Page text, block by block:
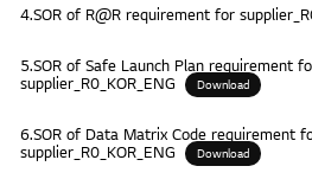
4.SOR of R@R requirement for
5.SOR of Safe Launch Plan requirement
supplier_R0_KOR_ENG
Download
6.SOR of Data Matrix Code requirement
supplier_R0_KOR_ENG
Download